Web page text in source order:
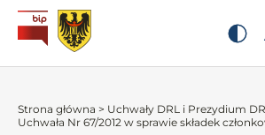
Strona główna > Uchwały DRL i Prezydium
Uchwała Nr 67/2012 w sprawie składek